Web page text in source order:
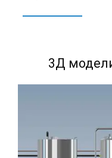
3Д